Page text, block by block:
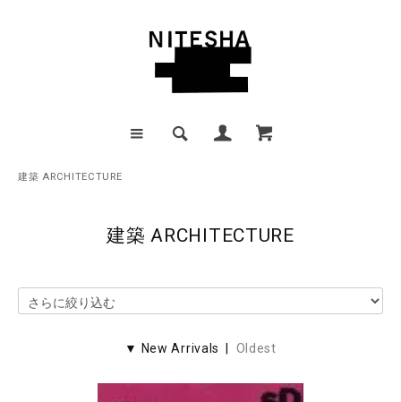
建築 ARCHITECTURE
建築 ARCHITECTURE
▼ New Arrivals | Oldest